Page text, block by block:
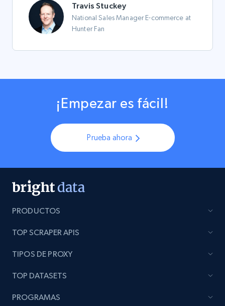
Travis Stuckey
National Sales Manager E-commerce at
Hunter Fan
¡Empezar es fácil!
Prueba ahora
PRODUCTOS
TOP SCRAPER APIS
TIPOS DE PROXY
TOP DATASETS
PROGRAMAS